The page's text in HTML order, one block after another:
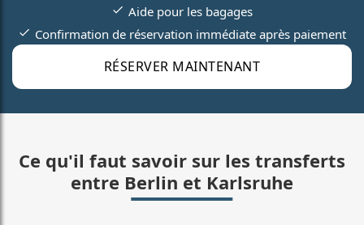
RÉSERVER MAINTENANT
Aide pour les bagages
Confirmation de réservation immédiate après paiement
Ce qu'il faut savoir sur les transferts
entre Berlin et Karlsruhe